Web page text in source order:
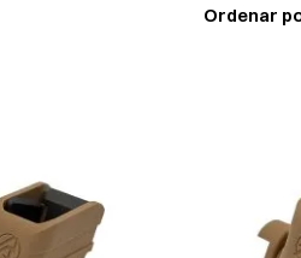
Ordenar